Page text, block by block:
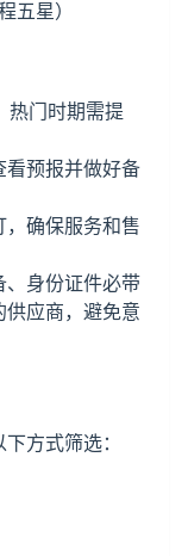
五星）
热门时期需提
看预报并做好备
，确保服务和售
、身份证件必带
供应商，避免意
方式筛选：